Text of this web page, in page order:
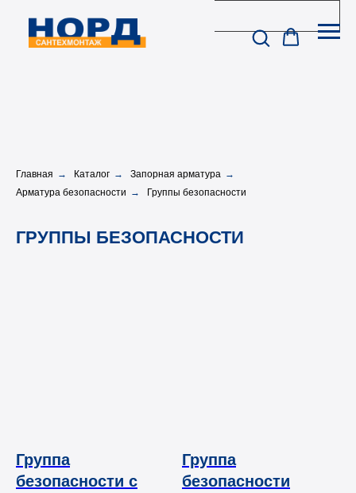
Главная → Каталог → Запорная арматура →
Арматура безопасности → Группы безопасности
ГРУППЫ БЕЗОПАСНОСТИ
Группа
безопасности с
Группа
безопасности